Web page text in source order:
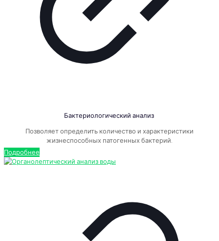
Бактериологический анализ
Позволяет определить количество и характеристики
жизнеспособных патогенных бактерий.
Подробнее